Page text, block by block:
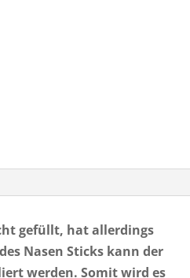
gefüllt, hat allerdings
Nasen Sticks kann der
werden. Somit wird es